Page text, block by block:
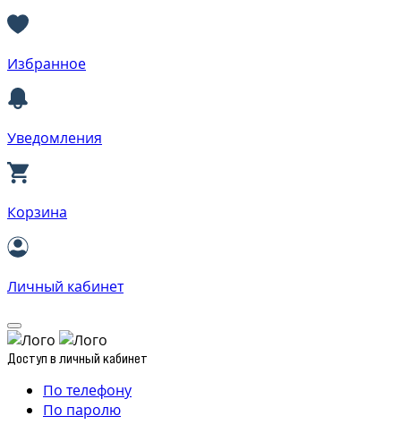
Избранное
Уведомления
Корзина
Личный кабинет
Доступ в личный кабинет
По телефону
По паролю